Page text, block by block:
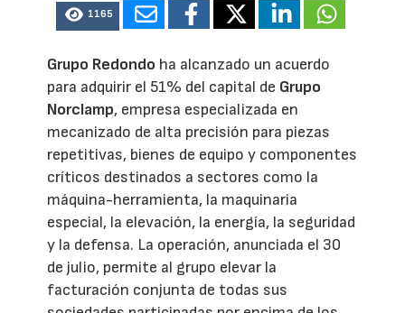
1165
Grupo Redondo ha alcanzado un acuerdo
para adquirir el 51% del capital de Grupo
Norclamp, empresa especializada en
mecanizado de alta precisión para piezas
repetitivas, bienes de equipo y componentes
críticos destinados a sectores como la
máquina-herramienta, la maquinaria
especial, la elevación, la energía, la seguridad
y la defensa. La operación, anunciada el 30
de julio, permite al grupo elevar la
facturación conjunta de todas sus